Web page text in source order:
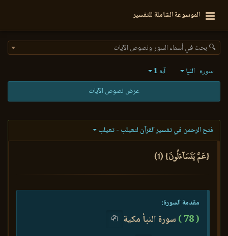
الموسوعة الشاملة للتفسير
🔍 بحث في أسماء السور ونصوص الآيات
سورة النبإ آية 1
عرض نصوص الآيات
فتح الرحمن في تفسير القرآن لتعيلب - تعيلب
{عَمَّ يَتَسَآءَلُونَ} (1)
مقدمة السورة:
( 78 )
سورة النبأ مكية